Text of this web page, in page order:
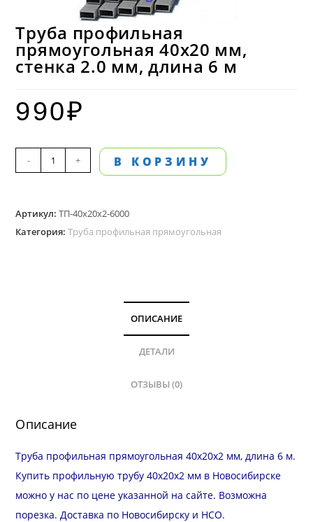
Труба профильная
прямоугольная 40х20 мм,
стенка 2.0 мм, длина 6 м
990₽
Количество
товара
профильная
прямоугольная
- + В КОРЗИНУ
Артикул:ТП-40х20х2-6000
Категория:Труба профильная прямоугольная
ОПИСАНИЕ
ДЕТАЛИ
ОТЗЫВЫ (0)
Описание
Труба профильная прямоугольная 40х20х2 мм, длина 6 м.
Купить профильную трубу 40х20х2 мм в Новосибирске
можно у нас по цене указанной на сайте. Возможна
порезка.Доставка по Новосибирску и НСО.